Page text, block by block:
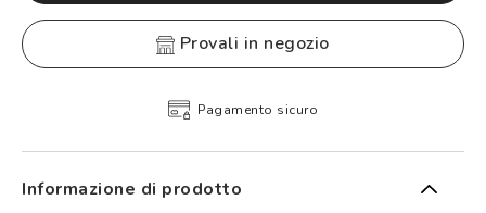
provali in negozio
Pagamento sicuro
Informazione di prodotto